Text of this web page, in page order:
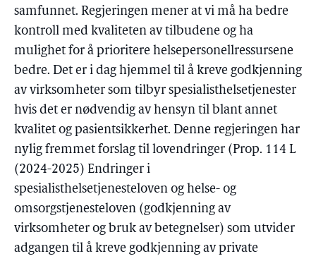
samfunnet. Regjeringen mener at vi må ha bedre
kontroll med kvaliteten av tilbudene og ha
mulighet for å prioritere helsepersonellressursene
bedre. Det er i dag hjemmel til å kreve godkjenning
av virksomheter som tilbyr spesialisthelsetjenester
hvis det er nødvendig av hensyn til blant annet
kvalitet og pasientsikkerhet. Denne regjeringen har
nylig fremmet forslag til lovendringer (Prop. 114 L
(2024-2025) Endringer i
spesialisthelsetjenesteloven og helse- og
omsorgstjenesteloven (godkjenning av
virksomheter og bruk av betegnelser) som utvider
adgangen til å kreve godkjenning av private